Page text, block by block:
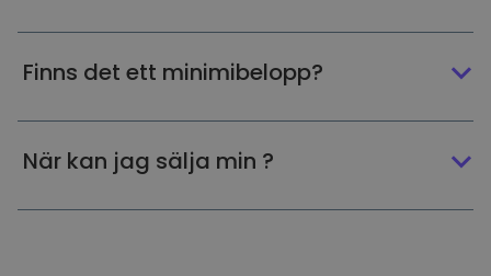
Finns det ett minimibelopp?
När kan jag sälja min ?